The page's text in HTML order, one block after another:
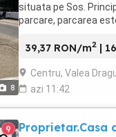
8
situata pe Sos.
parcare, parcarea
39,37 RON/m2 |
Centru, Valea
azi 11:42
9 Proprietar.Casa